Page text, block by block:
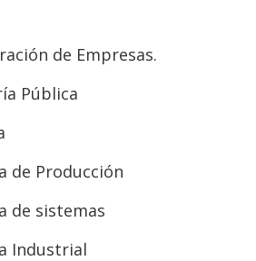
de Empresas.
Pública
de Producción
de sistemas
Industrial